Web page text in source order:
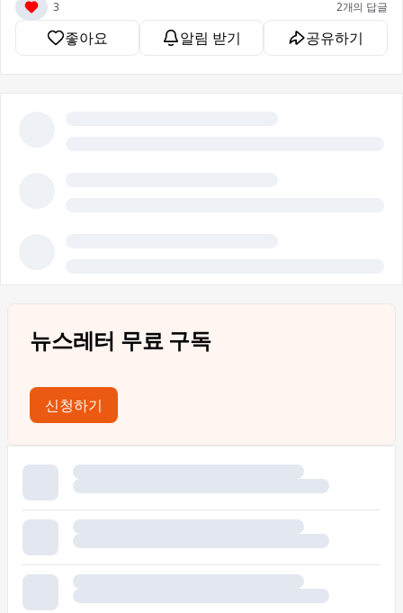
3
2개의 답글
좋아요 알림 받기 공유하기
뉴스레터 무료 구독
신청하기